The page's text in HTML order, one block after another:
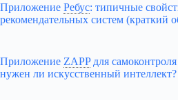
Приложение Ребус: типичные
рекомендательных систем (краткий
Приложение ZAPP для
нужен ли искусственный интеллект?